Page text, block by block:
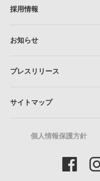
採用情報
お知らせ
プレスリリース
サイトマップ
個人情報保護方針